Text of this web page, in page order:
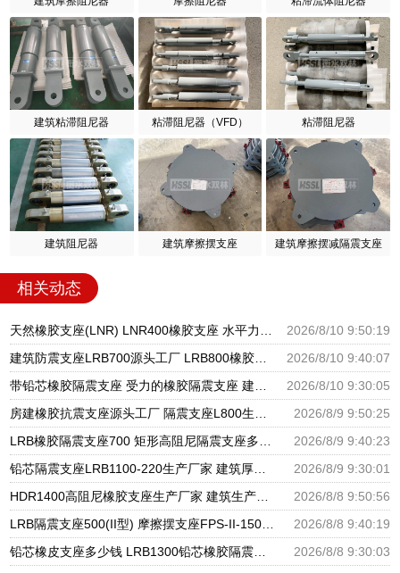
建筑粘滞阻尼器 粘滞阻尼器（VFD） 粘滞阻尼器
建筑阻尼器 建筑摩擦摆支座 建筑摩擦摆减隔震支座
相关动态
2026/8/10 9:50:19
2026/8/10 9:40:07
2026/8/10 9:30:05
2026/8/9 9:50:25
2026/8/9 9:40:23
2026/8/9 9:30:01
2026/8/8 9:50:56
2026/8/8 9:40:19
2026/8/8 9:30:03